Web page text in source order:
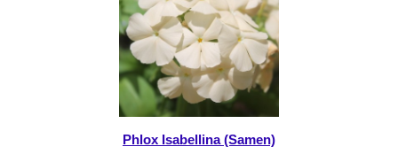
Phlox Isabellina (Samen)